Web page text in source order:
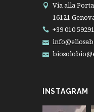
Via alla
16121
+39 010
INSTAGRAM